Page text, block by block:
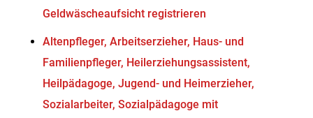
Geldwäscheaufsicht registrieren
Altenpfleger, Arbeitserzieher, Haus- und
Familienpfleger, Heilerziehungsassistent,
Heilpädagoge, Jugend- und Heimerzieher,
Sozialarbeiter, Sozialpädagoge mit